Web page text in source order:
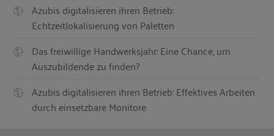
Azubis digitalisieren ihren Betrieb:
Echtzeitlokalisierung von Paletten
Das freiwillige Handwerksjahr: Eine Chance, um
Auszubildende zu finden?
Azubis digitalisieren ihren Betrieb: Effektives Arbeiten
durch einsetzbare Monitore